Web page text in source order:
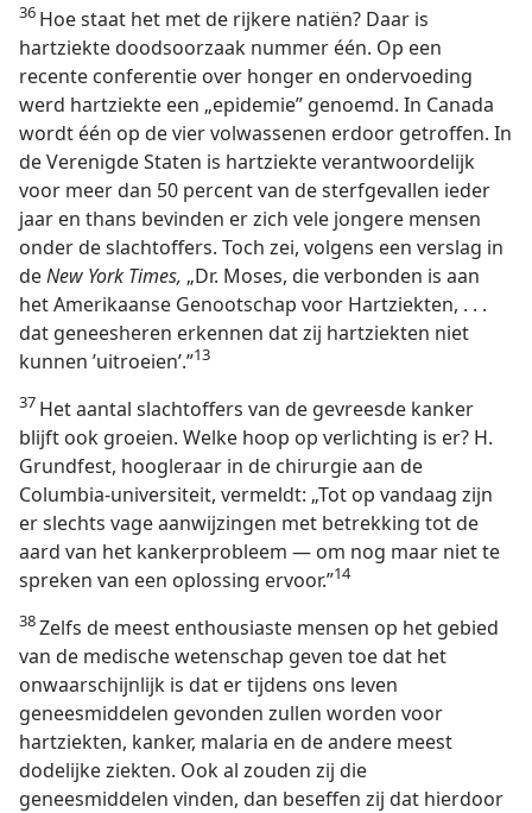
36 Hoe staat het met de rijkere natiën? Daar is
hartziekte doodsoorzaak nummer één. Op een
recente conferentie over honger en ondervoeding
werd hartziekte een „epidemie” genoemd. In Canada
wordt één op de vier volwassenen erdoor getroffen. In
de Verenigde Staten is hartziekte verantwoordelijk
voor meer dan 50 percent van de sterfgevallen ieder
jaar en thans bevinden er zich vele jongere mensen
onder de slachtoffers. Toch zei, volgens een verslag in
deNew York Times, „Dr. Moses, die verbonden is aan
het Amerikaanse Genootschap voor Hartziekten, . . .
dat geneesheren erkennen dat zij hartziekten niet
kunnen ’uitroeien’.”13
37 Het aantal slachtoffers van de gevreesde kanker
blijft ook groeien. Welke hoop op verlichting is er? H.
Grundfest, hoogleraar in de chirurgie aan de
Columbia-universiteit, vermeldt: „Tot op vandaag zijn
er slechts vage aanwijzingen met betrekking tot de
aard van het kankerprobleem — om nog maar niet te
spreken van een oplossing ervoor.”14
38Zelfs de meest enthousiaste mensen op het gebied
van de medische wetenschap geven toe dat het
onwaarschijnlijk is dat er tijdens ons leven
geneesmiddelen gevonden zullen worden voor
hartziekten, kanker, malaria en de andere meest
dodelijke ziekten. Ook al zouden zij die
geneesmiddelen vinden, dan beseffen zij dat hierdoor